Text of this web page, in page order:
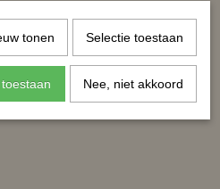
HKM halstertouw gemeleerd
€ 6,95
tonen Selectie toestaan
Nee, niet akkoord